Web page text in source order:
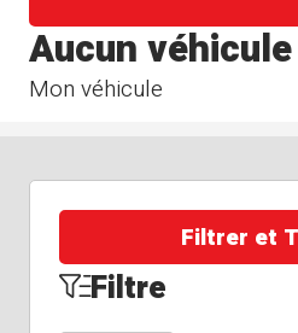
Mon véhicule
Aucun
Filtrer et
Filtre